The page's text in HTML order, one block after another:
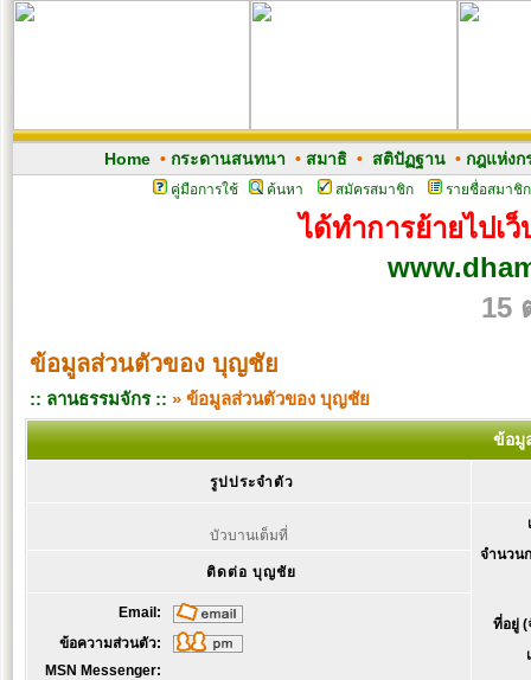
Home• กระดานสนทนา • สมาธิ• สติปัฏฐาน• กฎแห่งก
คู่มือการใช้ ค้นหา สมัครสมาชิก รายชื่อสมาชิก
ได้ทำการย้ายไปเ
15
ข้อมูลส่วนตัวของ บุญชัย
:: ลานธรรมจักร :: » ข้อมูลส่วนตัวของ บุญชัย
ข้อมู
รูปประจำตัว
บัวบานเต็มที่
จำนวน
ที่อยู่ (
ติดต่อ บุญชัย
Email:
ข้อความส่วนตัว:
MSN Messenger: